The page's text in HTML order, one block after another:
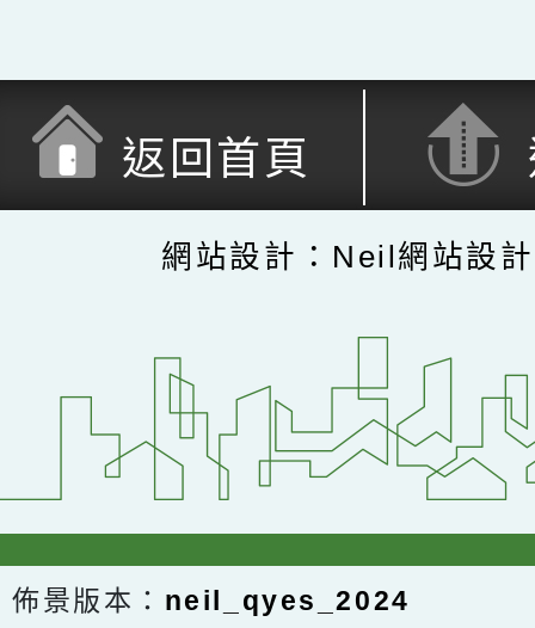
返回首頁
網站設計：Neil網站設
佈景版本： neil_qyes_2024